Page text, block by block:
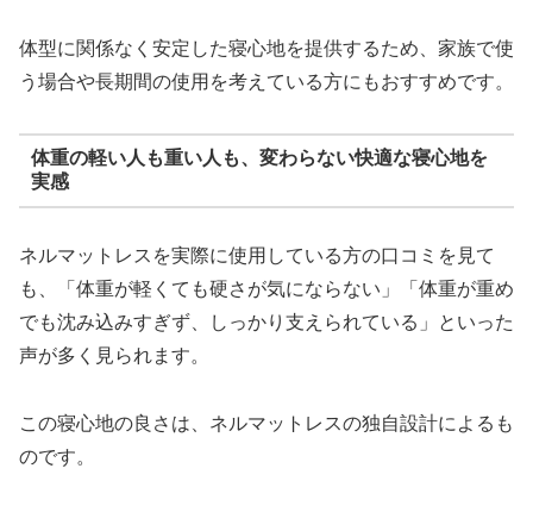
体型に関係なく安定した寝心地を提供するため、家族で使
う場合や長期間の使用を考えている方にもおすすめです。
体重の軽い人も重い人も、変わらない快適な寝心地を
実感
ネルマットレスを実際に使用している方の口コミを見て
も、「体重が軽くても硬さが気にならない」「体重が重め
でも沈み込みすぎず、しっかり支えられている」といった
声が多く見られます。
この寝心地の良さは、ネルマットレスの独自設計によるも
のです。